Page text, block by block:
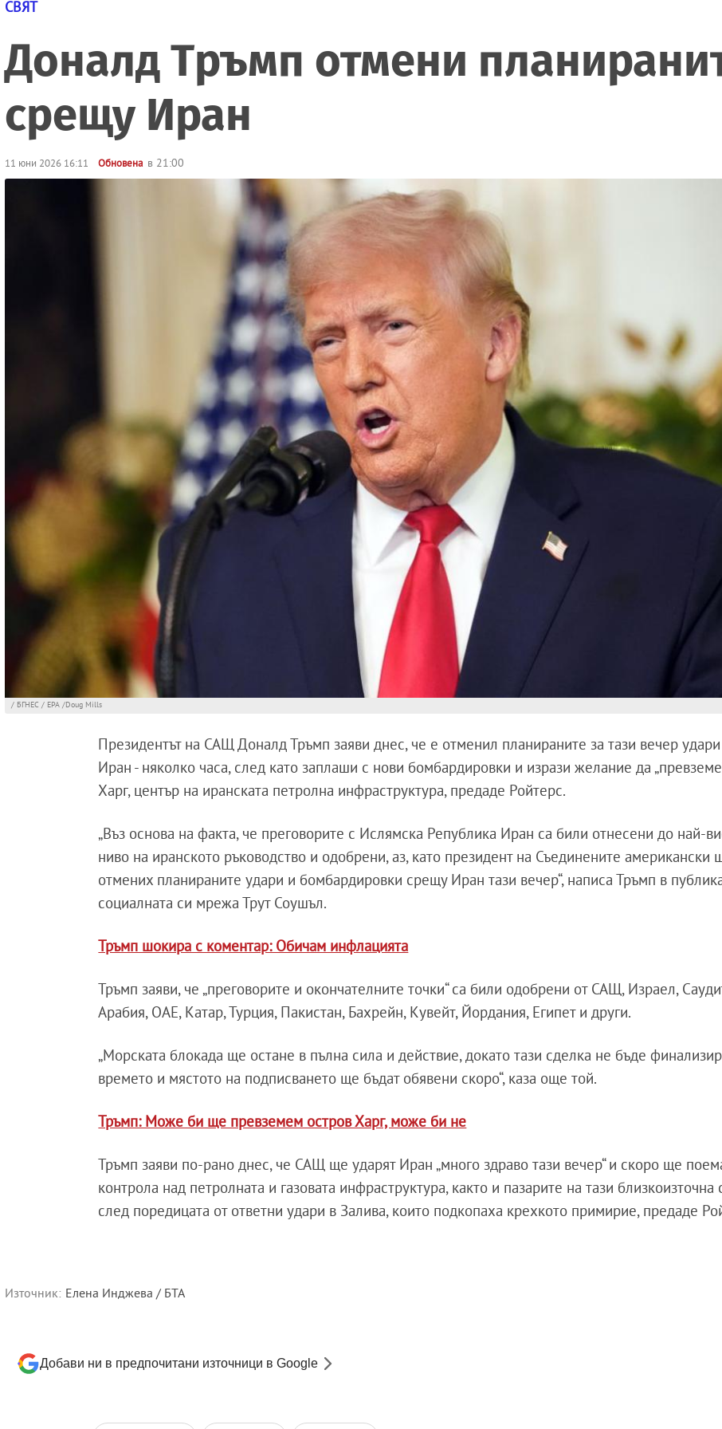
СВЯТ
Доналд Тръмп отмени
срещу Иран
11 юни 2026 16:11 Обновена в 21:00
/ БГНЕС / EPA /Doug Mills
Президентът на САЩ Доналд Тръмп заяви днес, че е отменил планираните за тази вечер
Иран - няколко часа, след като заплаши с нови бомбардировки и изрази желание да
Харг, център на иранската петролна инфраструктура, предаде Ройтерс.
„Въз основа на факта, че преговорите с Ислямска Република Иран са били отнесени до най-
ниво на иранското ръководство и одобрени, аз, като президент на Съединените американски
отмених планираните удари и бомбардировки срещу Иран тази вечер“, написа Тръмп в
социалната си мрежа Трут Соушъл.
Тръмп шокира с коментар: Обичам инфлацията
Тръмп заяви, че „преговорите и окончателните точки“ са били одобрени от САЩ, Израел,
Арабия, ОАЕ, Катар, Турция, Пакистан, Бахрейн, Кувейт, Йордания, Египет и други.
„Морската блокада ще остане в пълна сила и действие, докато тази сделка не бъде
времето и мястото на подписването ще бъдат обявени скоро“, каза още той.
Тръмп: Може би ще превземем остров Харг, може би не
Тръмп заяви по-рано днес, че САЩ ще ударят Иран „много здраво тази вечер“ и скоро ще
контрола над петролната и газовата инфраструктура, както и пазарите на тази близкоизточна
след поредицата от ответни удари в Залива, които подкопаха крехкото примирие, предаде
Източник: Елена Инджева / БТА
Добави ни в предпочитани източници в Google